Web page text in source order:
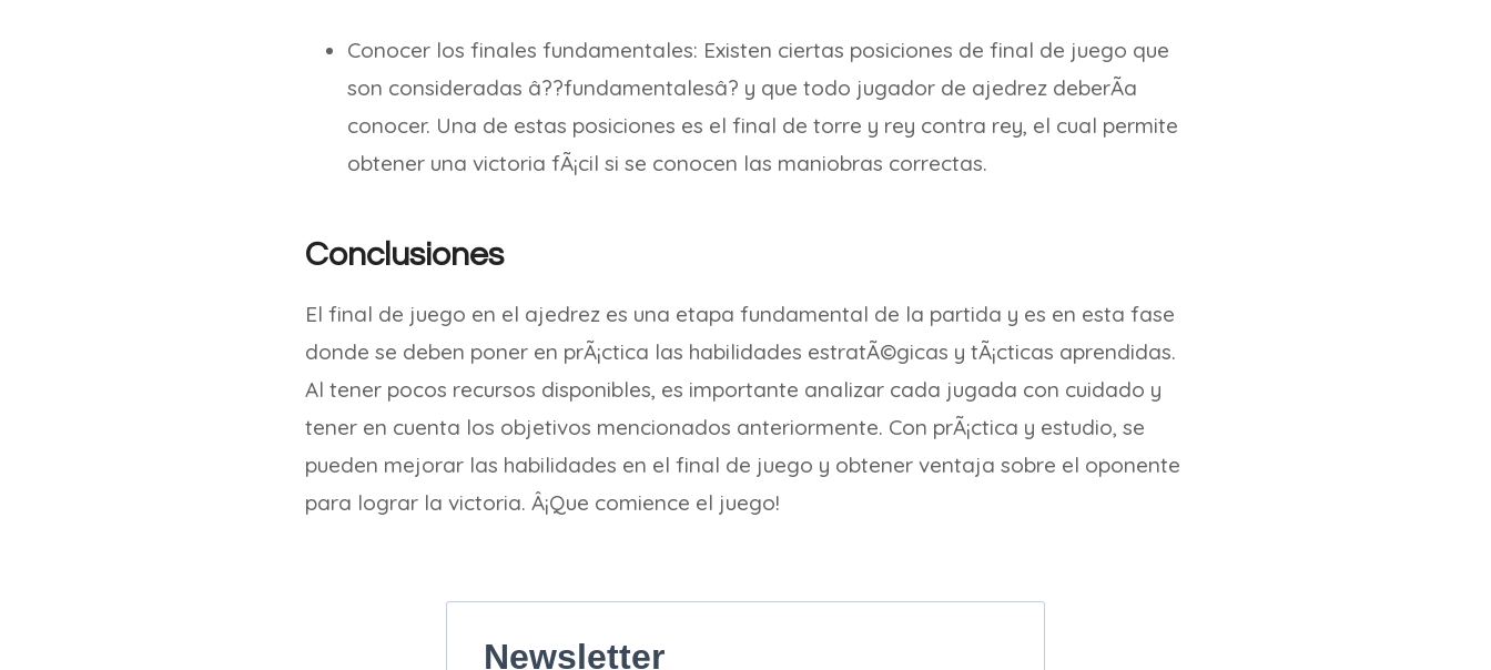
Conocer los finales fundamentales: Existen ciertas posiciones de final de juego que
son consideradas â??fundamentalesâ? y que todo jugador de ajedrez deberÃ­a
conocer. Una de estas posiciones es el final de torre y rey contra rey, el cual permite
obtener una victoria fÃ¡cil si se conocen las maniobras correctas.
Conclusiones
El final de juego en el ajedrez es una etapa fundamental de la partida y es en esta fase
donde se deben poner en prÃ¡ctica las habilidades estratÃ©gicas y tÃ¡cticas aprendidas.
Al tener pocos recursos disponibles, es importante analizar cada jugada con cuidado y
tener en cuenta los objetivos mencionados anteriormente. Con prÃ¡ctica y estudio, se
pueden mejorar las habilidades en el final de juego y obtener ventaja sobre el oponente
para lograr la victoria. Â¡Que comience el juego!